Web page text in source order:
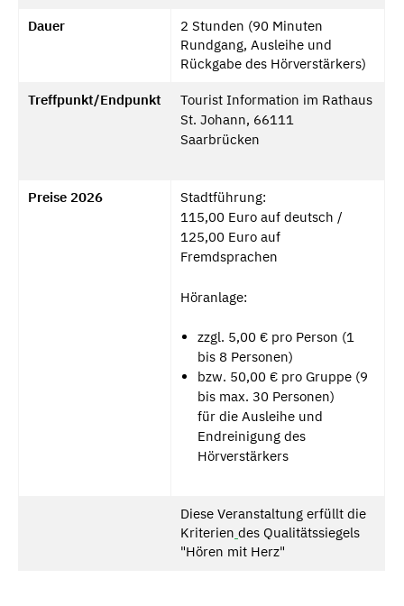
Dauer
2 Stunden (90 Minuten
Rundgang, Ausleihe und
Rückgabe des Hörverstärkers)
Treffpunkt/Endpunkt
Tourist Information im Rathaus
St. Johann, 66111
Saarbrücken
Preise 2026
Stadtführung:
115,00 Euro auf deutsch /
125,00 Euro auf
Fremdsprachen
Höranlage:
zzgl. 5,00 € pro Person (1
bis 8 Personen)
bzw. 50,00 € pro Gruppe (9
bis max. 30 Personen)
für die Ausleihe und
Endreinigung des
Hörverstärkers
Diese Veranstaltung erfüllt die
Kriterien des Qualitätssiegels
"Hören mit Herz"